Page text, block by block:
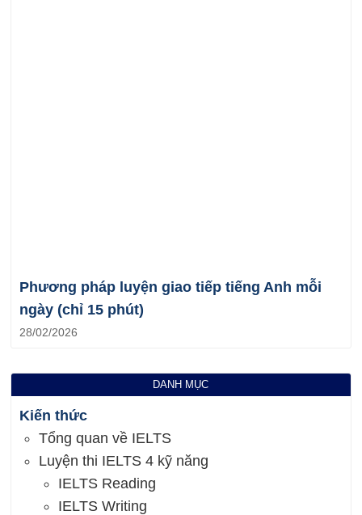
Phương pháp luyện giao tiếp tiếng Anh mỗi
ngày (chỉ 15 phút)
28/02/2026
DANH MỤC
Kiến thức
Tổng quan về IELTS
Luyện thi IELTS 4 kỹ năng
IELTS Reading
IELTS Writing